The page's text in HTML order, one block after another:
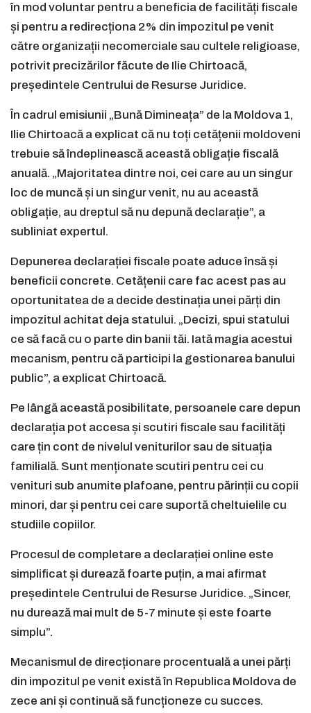
în mod voluntar pentru a beneficia de facilități fiscale
și pentru a redirecționa 2% din impozitul pe venit
către organizații necomerciale sau cultele religioase,
potrivit precizărilor făcute de Ilie Chirtoacă,
președintele Centrului de Resurse Juridice.
În cadrul emisiunii „Bună Dimineața” de la Moldova 1,
Ilie Chirtoacă a explicat că nu toți cetățenii moldoveni
trebuie să îndeplinească această obligație fiscală
anuală. „Majoritatea dintre noi, cei care au un singur
loc de muncă și un singur venit, nu au această
obligație, au dreptul să nu depună declarație”, a
subliniat expertul.
Depunerea declarației fiscale poate aduce însă și
beneficii concrete. Cetățenii care fac acest pas au
oportunitatea de a decide destinația unei părți din
impozitul achitat deja statului. „Decizi, spui statului
ce să facă cu o parte din banii tăi. Iată magia acestui
mecanism, pentru că participi la gestionarea banului
public”, a explicat Chirtoacă.
Pe lângă această posibilitate, persoanele care depun
declarația pot accesa și scutiri fiscale sau facilități
care țin cont de nivelul veniturilor sau de situația
familială. Sunt menționate scutiri pentru cei cu
venituri sub anumite plafoane, pentru părinții cu copii
minori, dar și pentru cei care suportă cheltuielile cu
studiile copiilor.
Procesul de completare a declarației online este
simplificat și durează foarte puțin, a mai afirmat
președintele Centrului de Resurse Juridice. „Sincer,
nu durează mai mult de 5-7 minute și este foarte
simplu”.
Mecanismul de direcționare procentuală a unei părți
din impozitul pe venit există în Republica Moldova de
zece ani și continuă să funcționeze cu succes.